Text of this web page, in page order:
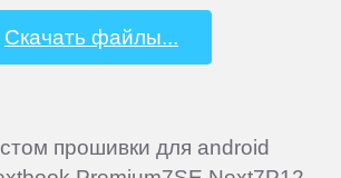
Скачать файлы...
прошивки для android